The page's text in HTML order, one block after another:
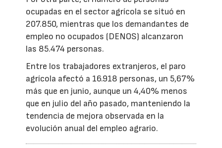
ocupadas en el sector agrícola se situó en
207.850, mientras que los demandantes de
empleo no ocupados (DENOS) alcanzaron
las 85.474 personas.
Entre los trabajadores extranjeros, el paro
agrícola afectó a 16.918 personas, un 5,67%
más que en junio, aunque un 4,40% menos
que en julio del año pasado, manteniendo la
tendencia de mejora observada en la
evolución anual del empleo agrario.